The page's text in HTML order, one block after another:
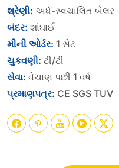
શ્રેણી: અર્ધ-સ્વચાલિત બેલર
બંદર: શાંઘાઈ
મીની ઓર્ડર: 1 સેટ
ચુકવણી: ટી/ટી
સેવા: વેચાણ પછી 1 વર્ષ
પ્રમાણપત્ર: CE SGS TUV
    